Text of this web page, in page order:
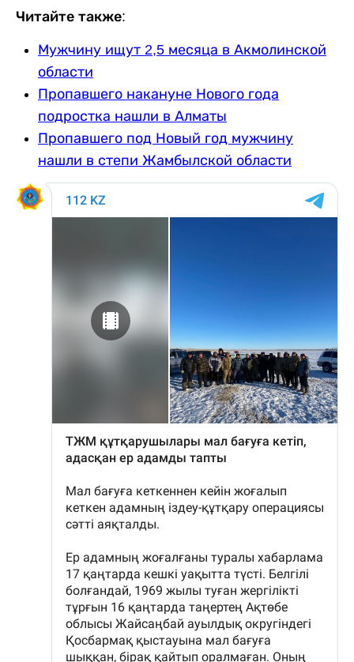
Читайте также:
Мужчину ищут 2,5 месяца в Акмолинской
области
Пропавшего накануне Нового года
подростка нашли в Алматы
Пропавшего под Новый год мужчину
нашли в степи Жамбылской области